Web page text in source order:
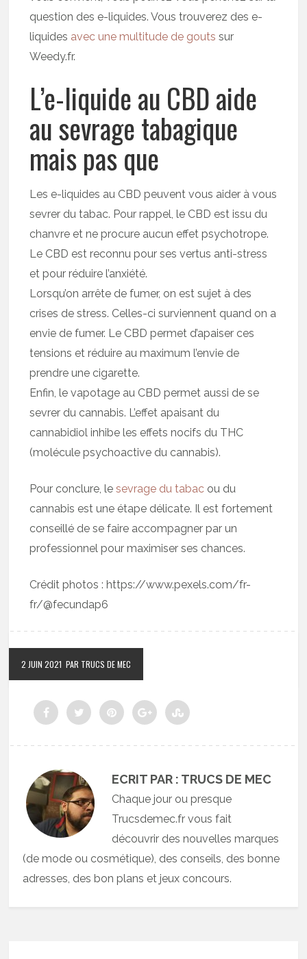
question des e-liquides. Vous trouverez des e-
liquides avec une multitude de gouts sur
Weedy.fr.
L’e-liquide au CBD aide
au sevrage tabagique
mais pas que
Les e-liquides au CBD peuvent vous aider à vous
sevrer du tabac. Pour rappel, le CBD est issu du
chanvre et ne procure aucun effet psychotrope.
Le CBD est reconnu pour ses vertus anti-stress
et pour réduire l’anxiété.
Lorsqu’on arrête de fumer, on est sujet à des
crises de stress. Celles-ci surviennent quand on a
envie de fumer. Le CBD permet d’apaiser ces
tensions et réduire au maximum l’envie de
prendre une cigarette.
Enfin, le vapotage au CBD permet aussi de se
sevrer du cannabis. L’effet apaisant du
cannabidiol inhibe les effets nocifs du THC
(molécule psychoactive du cannabis).
Pour conclure, lesevrage du tabac ou du
cannabis est une étape délicate. Il est fortement
conseillé de se faire accompagner par un
professionnel pour maximiser ses chances.
Crédit photos : https://www.pexels.com/fr-
fr/@fecundap6
2 JUIN 2021 PAR TRUCS DE MEC
ECRIT PAR : TRUCS DE MEC
Chaque jour ou presque
Trucsdemec.fr vous fait
découvrir des nouvelles marques
(de mode ou cosmétique), des conseils, des bonne
adresses, des bon plans et jeux concours.